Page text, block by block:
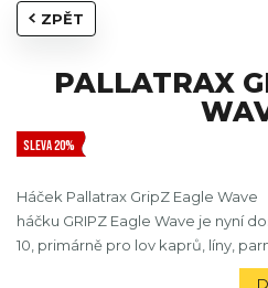
ZPĚT
PALLATRAX
SLEVA 20%
Háček Pallatrax GripZ Eagle
háčku GRIPZ Eagle Wave je nyní
10, primárně pro lov kaprů, líny,